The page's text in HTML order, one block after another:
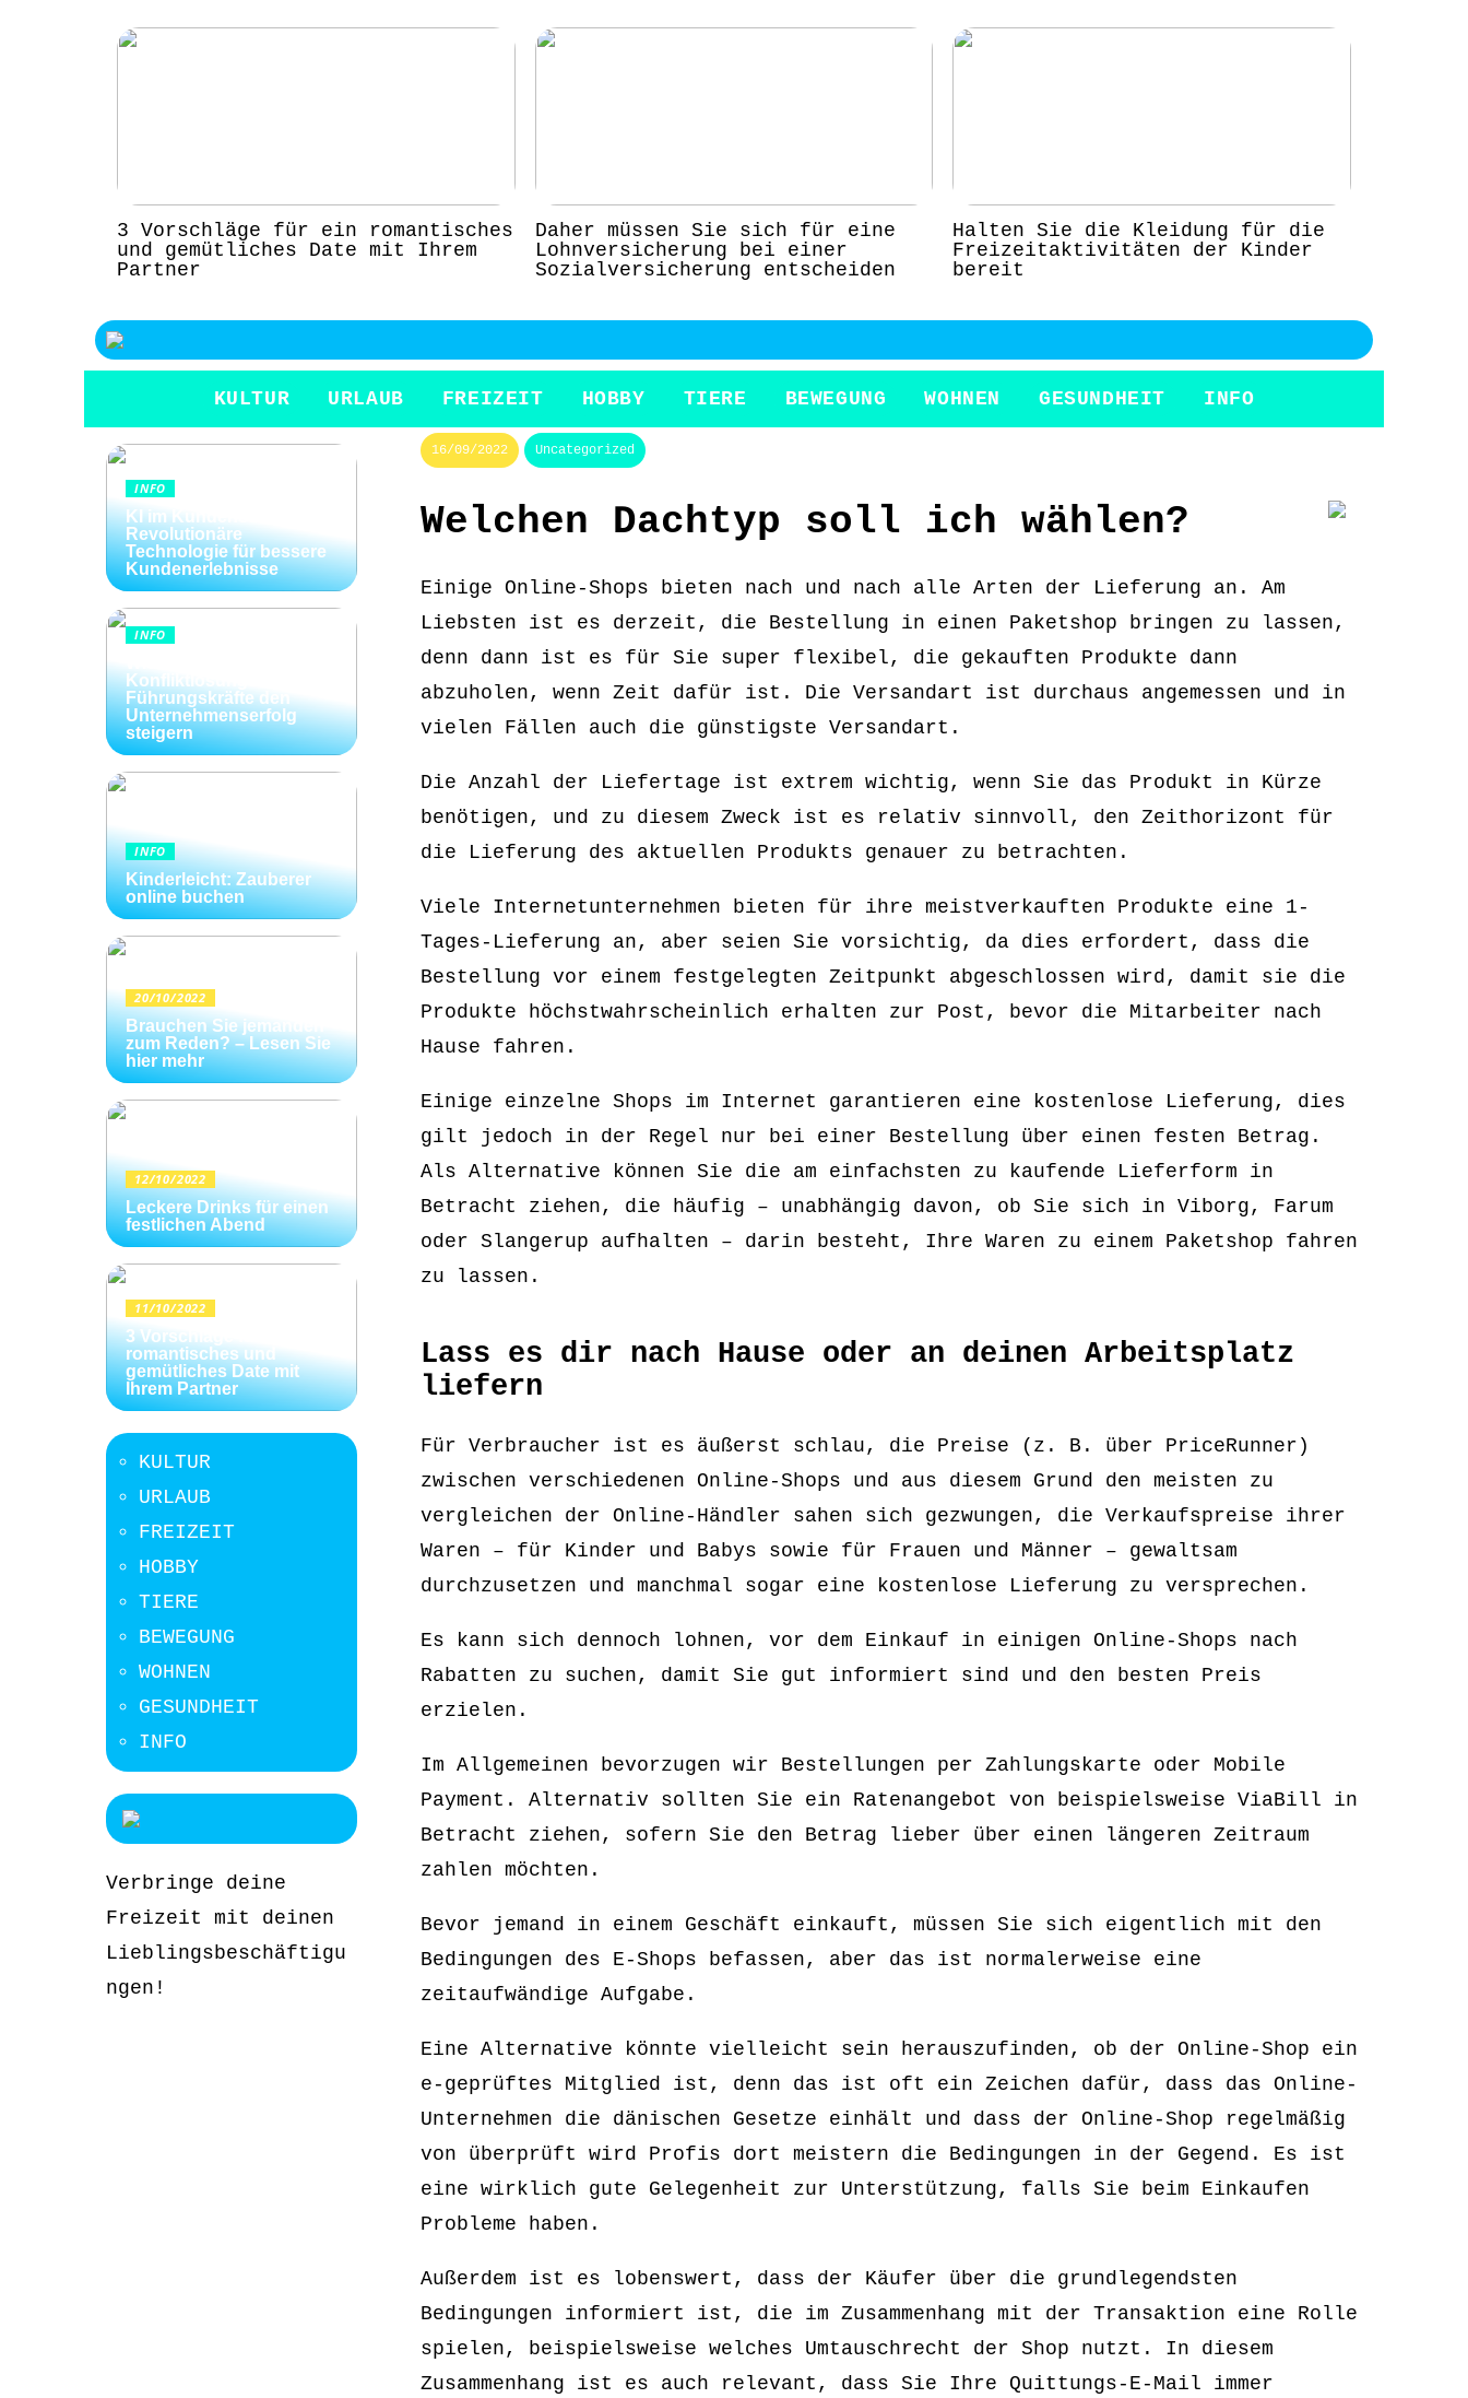
3 Vorschläge für ein romantisches
und gemütliches Date mit Ihrem
Partner
Daher müssen Sie sich für eine
Lohnversicherung bei einer
Sozialversicherung entscheiden
Halten Sie die Kleidung für die
Freizeitaktivitäten der Kinder
bereit
KULTUR URLAUB FREIZEIT HOBBY TIERE BEWEGUNG WOHNEN GESUNDHEIT INFO
16/09/2022 Uncategorized
Welchen Dachtyp soll ich wählen?
Einige Online-Shops bieten nach und nach alle Arten der Lieferung an. Am
Liebsten ist es derzeit, die Bestellung in einen Paketshop bringen zu lassen,
denn dann ist es für Sie super flexibel, die gekauften Produkte dann
abzuholen, wenn Zeit dafür ist. Die Versandart ist durchaus angemessen und in
vielen Fällen auch die günstigste Versandart.
Die Anzahl der Liefertage ist extrem wichtig, wenn Sie das Produkt in Kürze
benötigen, und zu diesem Zweck ist es relativ sinnvoll, den Zeithorizont für
die Lieferung des aktuellen Produkts genauer zu betrachten.
Viele Internetunternehmen bieten für ihre meistverkauften Produkte eine 1-
Tages-Lieferung an, aber seien Sie vorsichtig, da dies erfordert, dass die
Bestellung vor einem festgelegten Zeitpunkt abgeschlossen wird, damit sie die
Produkte höchstwahrscheinlich erhalten zur Post, bevor die Mitarbeiter nach
Hause fahren.
Einige einzelne Shops im Internet garantieren eine kostenlose Lieferung, dies
gilt jedoch in der Regel nur bei einer Bestellung über einen festen Betrag.
Als Alternative können Sie die am einfachsten zu kaufende Lieferform in
Betracht ziehen, die häufig – unabhängig davon, ob Sie sich in Viborg, Farum
oder Slangerup aufhalten – darin besteht, Ihre Waren zu einem Paketshop fahren
zu lassen.
Lass es dir nach Hause oder an deinen Arbeitsplatz
liefern
Für Verbraucher ist es äußerst schlau, die Preise (z. B. über PriceRunner)
zwischen verschiedenen Online-Shops und aus diesem Grund den meisten zu
vergleichen der Online-Händler sahen sich gezwungen, die Verkaufspreise ihrer
Waren – für Kinder und Babys sowie für Frauen und Männer – gewaltsam
durchzusetzen und manchmal sogar eine kostenlose Lieferung zu versprechen.
Es kann sich dennoch lohnen, vor dem Einkauf in einigen Online-Shops nach
Rabatten zu suchen, damit Sie gut informiert sind und den besten Preis
erzielen.
Im Allgemeinen bevorzugen wir Bestellungen per Zahlungskarte oder Mobile
Payment. Alternativ sollten Sie ein Ratenangebot von beispielsweise ViaBill in
Betracht ziehen, sofern Sie den Betrag lieber über einen längeren Zeitraum
zahlen möchten.
Bevor jemand in einem Geschäft einkauft, müssen Sie sich eigentlich mit den
Bedingungen des E-Shops befassen, aber das ist normalerweise eine
zeitaufwändige Aufgabe.
Eine Alternative könnte vielleicht sein herauszufinden, ob der Online-Shop ein
e-geprüftes Mitglied ist, denn das ist oft ein Zeichen dafür, dass das Online-
Unternehmen die dänischen Gesetze einhält und dass der Online-Shop regelmäßig
von überprüft wird Profis dort meistern die Bedingungen in der Gegend. Es ist
eine wirklich gute Gelegenheit zur Unterstützung, falls Sie beim Einkaufen
Probleme haben.
Außerdem ist es lobenswert, dass der Käufer über die grundlegendsten
Bedingungen informiert ist, die im Zusammenhang mit der Transaktion eine Rolle
spielen, beispielsweise welches Umtauschrecht der Shop nutzt. In diesem
Zusammenhang ist es auch relevant, dass Sie Ihre Quittungs-E-Mail immer
INFO
KI im Kundenservice:
Revolutionäre
Technologie für bessere
Kundenerlebnisse
INFO
Konfliktlösungen der
Führungskräfte den
Unternehmenserfolg
steigern
INFO
Kinderleicht: Zauberer
online buchen
20/10/2022
Brauchen Sie jemanden
zum Reden? – Lesen Sie
hier mehr
12/10/2022
Leckere Drinks für einen
festlichen Abend
11/10/2022
3 Vorschläge für ein
romantisches und
gemütliches Date mit
Ihrem Partner
KULTUR
URLAUB
FREIZEIT
HOBBY
TIERE
BEWEGUNG
WOHNEN
GESUNDHEIT
INFO
Verbringe deine
Freizeit mit deinen
Lieblingsbeschäftigu
ngen!